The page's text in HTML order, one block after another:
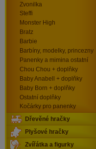
Zvonilka
Steffi
Monster High
Bratz
Barbie
Barbíny, modelky, princezny
Panenky a mimina ostatní
Chou Chou + doplňky
Baby Anabell + doplňky
Baby Born + doplňky
Ostatní doplňky
Kočárky pro panenky
Dřevěné hračky
Plyšové hračky
Zvířátka a figurky